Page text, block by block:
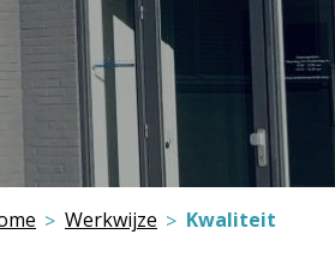
Werkwijze Kwaliteit